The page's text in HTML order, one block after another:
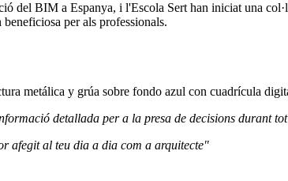
del BIM a Espanya, i l'Escola Sert han iniciat una
per als professionals.
detallada per a la presa de decisions durant
afegit al teu dia a dia com a arquitecte"